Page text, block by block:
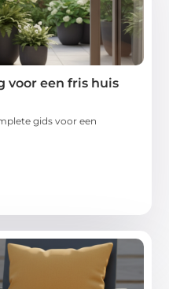
voor een fris huis
gids voor een